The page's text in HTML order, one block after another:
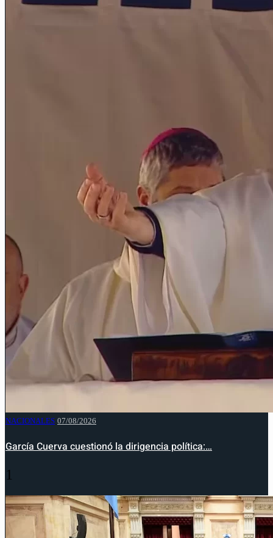
NACIONALES 07/08/2026
García Cuerva cuestionó la dirigencia política:…
1